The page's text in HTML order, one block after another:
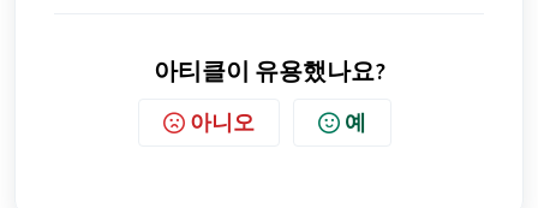
아티클이 유용했나요?
아니오 예